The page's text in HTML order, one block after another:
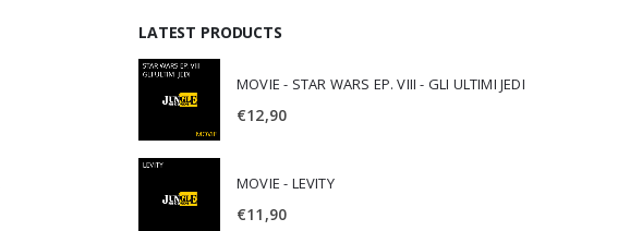
LATEST PRODUCTS
MOVIE - STAR WARS EP. VIII - GLI ULTIMI JEDI
€12,90
MOVIE - LEVITY
€11,90